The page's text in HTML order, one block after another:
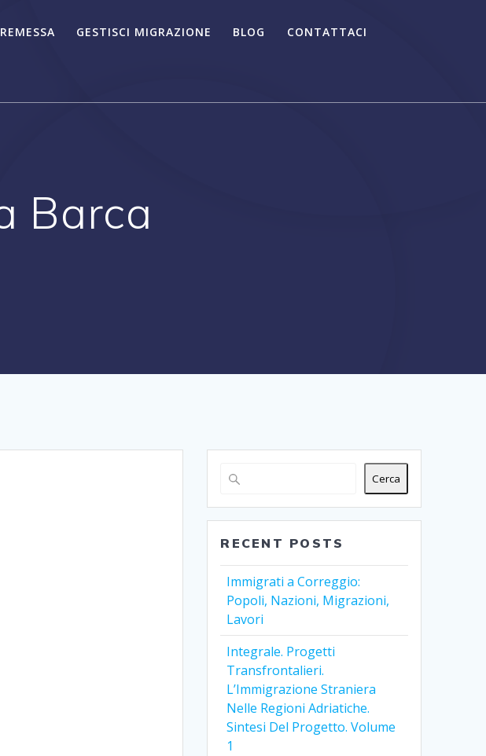
GESTISCI MIGRAZIONE BLOG CONTATTACI
Barca
Cerca
RECENT POSTS
Immigrati a Correggio:
Popoli, Nazioni, Migrazioni,
Lavori
Integrale. Progetti
Transfrontalieri.
L’Immigrazione Straniera
Nelle Regioni Adriatiche.
Sintesi Del Progetto. Volume
1